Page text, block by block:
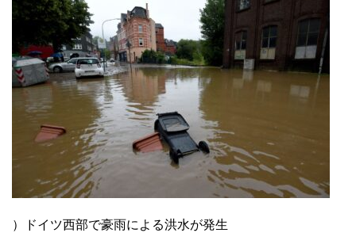
）ドイツ西部で豪雨による洪水が発生